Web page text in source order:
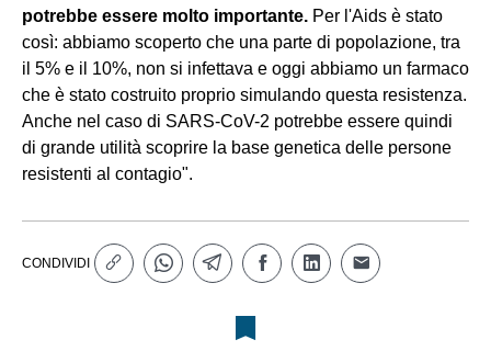
potrebbe essere molto importante. Per l'Aids è stato
così: abbiamo scoperto che una parte di popolazione, tra
il 5% e il 10%, non si infettava e oggi abbiamo un farmaco
che è stato costruito proprio simulando questa resistenza.
Anche nel caso di SARS-CoV-2 potrebbe essere quindi
di grande utilità scoprire la base genetica delle persone
resistenti al contagio".
CONDIVIDI